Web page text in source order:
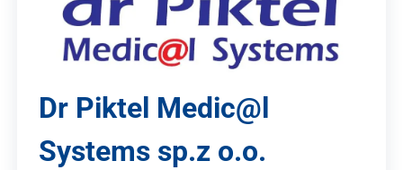
Dr Piktel Medic@l
Systems sp.z o.o.